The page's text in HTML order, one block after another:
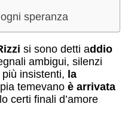
speranza
si sono detti addio
ambigui, silenzi
insistenti, la
temevano è arrivata
certi finali d’amore